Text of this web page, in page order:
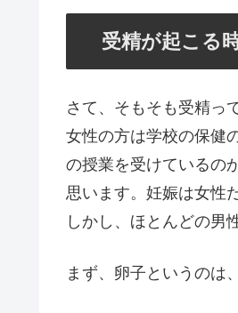
受精が起こる
さて、そもそも受精っ
女性の方は学校の保健
の授業を受けているの
思います。妊娠は女性
しかし、ほとんどの男
まず、卵子というのは